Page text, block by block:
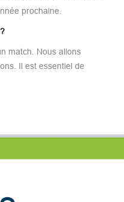
prochaine.
match. Nous allons
Il est essentiel de